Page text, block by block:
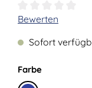
Durchschnittliche
Bewerten
Sofort
Farbeauswählen